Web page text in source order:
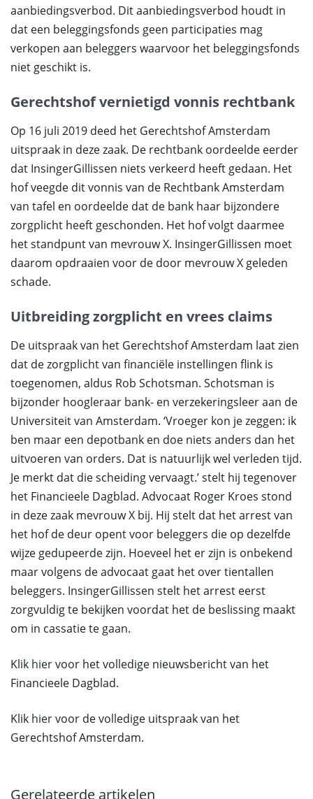
aanbiedingsverbod. Dit aanbiedingsverbod houdt in
dat een beleggingsfonds geen participaties mag
verkopen aan beleggers waarvoor het beleggingsfonds
niet geschikt is.
Gerechtshof vernietigd vonnis rechtbank
Op 16 juli 2019 deed het Gerechtshof Amsterdam
uitspraak in deze zaak. De rechtbank oordeelde eerder
dat InsingerGillissen niets verkeerd heeft gedaan. Het
hof veegde dit vonnis van de Rechtbank Amsterdam
van tafel en oordeelde dat de bank haar bijzondere
zorgplicht heeft geschonden. Het hof volgt daarmee
het standpunt van mevrouw X. InsingerGillissen moet
daarom opdraaien voor de door mevrouw X geleden
schade.
Uitbreiding zorgplicht en vrees claims
De uitspraak van het Gerechtshof Amsterdam laat zien
dat de zorgplicht van financiële instellingen flink is
toegenomen, aldus Rob Schotsman. Schotsman is
bijzonder hoogleraar bank- en verzekeringsleer aan de
Universiteit van Amsterdam. ‘Vroeger kon je zeggen: ik
ben maar een depotbank en doe niets anders dan het
uitvoeren van orders. Dat is natuurlijk wel verleden tijd.
Je merkt dat die scheiding vervaagt.’ stelt hij tegenover
het Financieele Dagblad. Advocaat Roger Kroes stond
in deze zaak mevrouw X bij. Hij stelt dat het arrest van
het hof de deur opent voor beleggers die op dezelfde
wijze gedupeerde zijn. Hoeveel het er zijn is onbekend
maar volgens de advocaat gaat het over tientallen
beleggers. InsingerGillissen stelt het arrest eerst
zorgvuldig te bekijken voordat het de beslissing maakt
om in cassatie te gaan.
Klik hiervoor het volledige nieuwsbericht van het
Financieele Dagblad.
Klik hiervoor de volledige uitspraak van het
Gerechtshof Amsterdam.
Gerelateerde artikelen